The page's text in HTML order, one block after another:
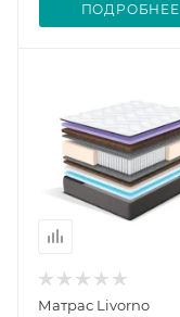
ПОДРОБНЕЕ
Матрас Livorno